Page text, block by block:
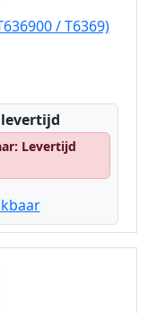
/ T6369)
Levertijd